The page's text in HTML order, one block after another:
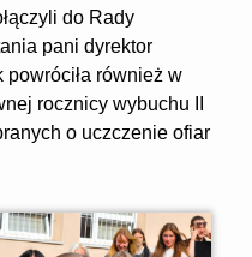
do Rady
pani dyrektor
powróciła również w
rocznicy wybuchu II
o uczczenie ofiar